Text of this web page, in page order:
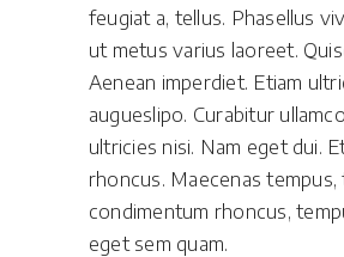
feugiat a, tellus. Phasellus
ut metus varius laoreet.
Aenean imperdiet. Etiam
augueslipo. Curabitur
ultricies nisi. Nam eget dui.
rhoncus. Maecenas
condimentum rhoncus,
eget sem quam.